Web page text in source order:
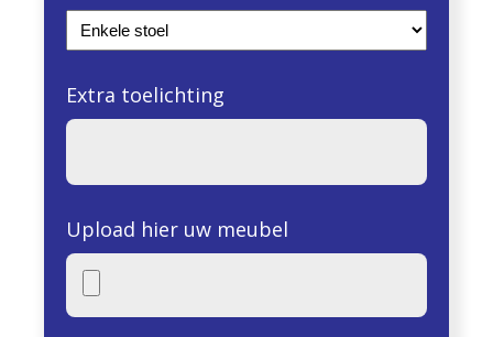
Extra toelichting
Upload hier uw meubel